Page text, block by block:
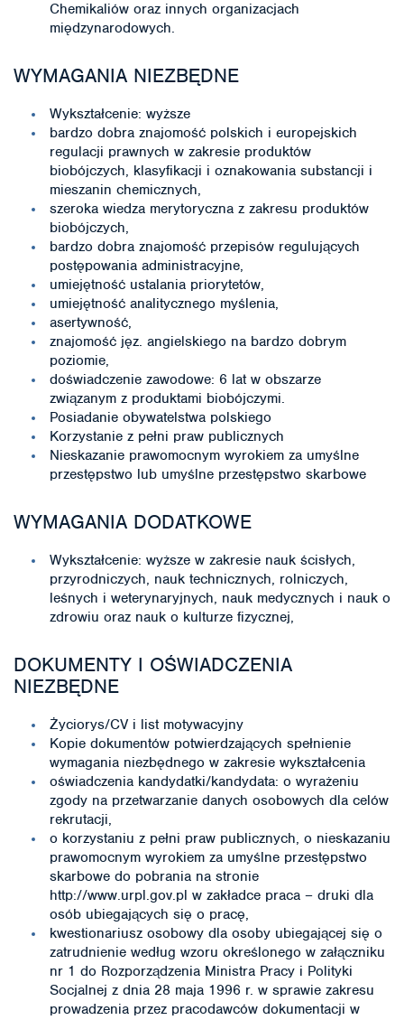
Chemikaliów oraz innych organizacjach
międzynarodowych.
WYMAGANIA NIEZBĘDNE
Wykształcenie: wyższe
bardzo dobra znajomość polskich i europejskich
regulacji prawnych w zakresie produktów
biobójczych, klasyfikacji i oznakowania substancji i
mieszanin chemicznych,
szeroka wiedza merytoryczna z zakresu produktów
biobójczych,
bardzo dobra znajomość przepisów regulujących
postępowania administracyjne,
umiejętność ustalania priorytetów,
umiejętność analitycznego myślenia,
asertywność,
znajomość jęz. angielskiego na bardzo dobrym
poziomie,
doświadczenie zawodowe: 6 lat w obszarze
związanym z produktami biobójczymi.
Posiadanie obywatelstwa polskiego
Korzystanie z pełni praw publicznych
Nieskazanie prawomocnym wyrokiem za umyślne
przestępstwo lub umyślne przestępstwo skarbowe
WYMAGANIA DODATKOWE
Wykształcenie: wyższe w zakresie nauk ścisłych,
przyrodniczych, nauk technicznych, rolniczych,
leśnych i weterynaryjnych, nauk medycznych i nauk o
zdrowiu oraz nauk o kulturze fizycznej,
DOKUMENTY I OŚWIADCZENIA
NIEZBĘDNE
Życiorys/CV i list motywacyjny
Kopie dokumentów potwierdzających spełnienie
wymagania niezbędnego w zakresie wykształcenia
oświadczenia kandydatki/kandydata: o wyrażeniu
zgody na przetwarzanie danych osobowych dla celów
rekrutacji,
o korzystaniu z pełni praw publicznych, o nieskazaniu
prawomocnym wyrokiem za umyślne przestępstwo
skarbowe do pobrania na stronie
http://www.urpl.gov.pl w zakładce praca – druki dla
osób ubiegających się o pracę,
kwestionariusz osobowy dla osoby ubiegającej się o
zatrudnienie według wzoru określonego w załączniku
nr 1 do Rozporządzenia Ministra Pracy i Polityki
Socjalnej z dnia 28 maja 1996 r. w sprawie zakresu
prowadzenia przez pracodawców dokumentacji w